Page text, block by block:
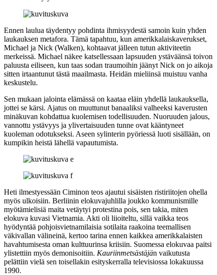
Ennen laulua täydentyy pohdinta ihmisyydestä samoin kuin yhden
laukauksen metafora. Tämä tapahtuu, kun amerikkalaiskaverukset,
Michael ja Nick (Walken), kohtaavat jälleen tutun aktiviteetin
merkeissä. Michael näkee katsellessaan lapsuuden ystäväänsä toivon
paluusta eiliseen, kun taas sodan traumoihin jäänyt Nick on jo aikoja
sitten irtaantunut tästä maailmasta. Heidän mieliinsä muistuu vanha
keskustelu.
Sen mukaan jalointa elämässä on kaataa eläin yhdellä laukauksella,
jottei se kärsi. Ajatus on muuttunut banaaliksi valheeksi kaverusten
minäkuvan kohdattua kuolemisen todellisuuden. Nuoruuden jalous,
vannottu ystävyys ja ylivertaisuuden tunne ovat kääntyneet
kuoleman odotukseksi. Aseen sylinterin pyöriessä luoti sisällään, on
kumpikin heistä lähellä vapautumista.
Heti ilmestyessään Ciminon teos ajautui sisäisten ristiriitojen ohella
myös ulkoisiin. Berliinin elokuvajuhlilla joukko kommunismille
myötämielisiä maita vetäytyi protestina pois, sen takia, miten
elokuva kuvasi Vietnamia. Akti oli liioiteltu, sillä vaikka teos
hyödyntää pohjoisvietnamilaisia sotilaita raakoina teemallisen
väkivallan välineinä, kertoo tarina ennen kaikkea amerikkalaisten
havahtumisesta oman kulttuurinsa kriisiin. Suomessa elokuvaa paitsi
ylistettiin myös demonisoitiin. Kauriinmetsästäjän vaikutusta
pelättiin vielä sen toisellakin esityskerralla televisiossa lokakuussa
1990.